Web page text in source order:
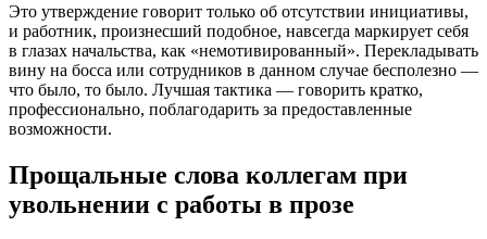
Это утверждение говорит только об отсутствии инициативы,
и работник, произнесший подобное, навсегда маркирует себя
в глазах начальства, как «немотивированный». Перекладывать
вину на босса или сотрудников в данном случае бесполезно —
что было, то было. Лучшая тактика — говорить кратко,
профессионально, поблагодарить за предоставленные
возможности.
Прощальные слова коллегам при
увольнении с работы в прозе